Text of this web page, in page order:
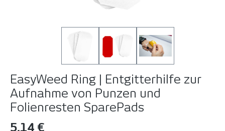
EasyWeed Ring | Entgitterhilfe zur
Aufnahme von Punzen und
Folienresten SparePads
5,14 €